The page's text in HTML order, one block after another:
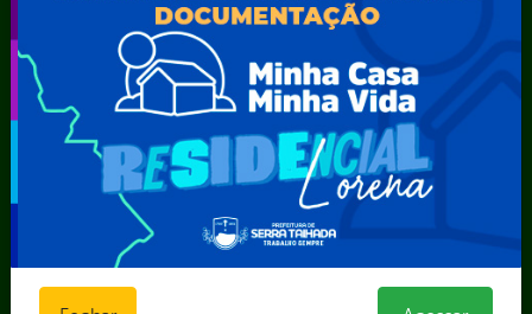
Transparência
Educação
Saúde
Atos normativos
Central de Dúvidas
Convênios e
Diárias
E-sic
Como
solicitar
Consulte sua
Solicitação
Decretos
Estatísticas
Formulários
Serviços
Carta de
Serviços
Ferramenta de
Autenticidade
Blanc